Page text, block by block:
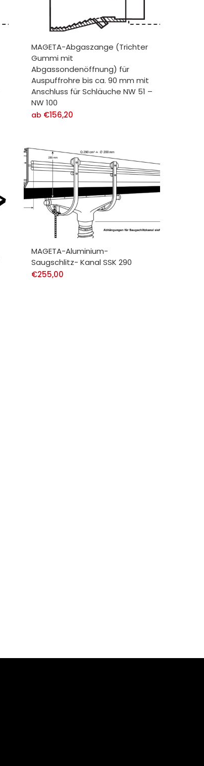
MAGETA-Abgaszange (Trichter
Gummi mit
Abgassondenöffnung) für
Auspuffrohre bis ca. 90 mm mit
Anschluss für Schläuche NW 51 –
NW 100
ab €156,20
MAGETA-Aluminium-
Saugschlitz- Kanal SSK 290
€255,00